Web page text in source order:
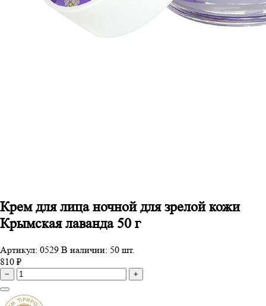
Крем для лица ночной для зрелой кожи
Крымская лаванда 50 г
Артикул: 0529 В наличии: 50 шт.
810 ₽
− +